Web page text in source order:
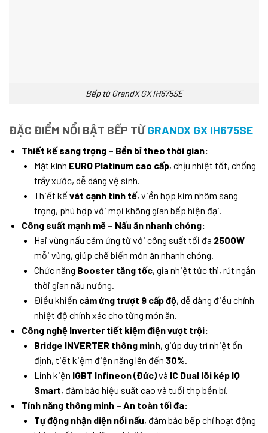
Bếp từ GrandX GX IH675SE
ĐẶC ĐIỂM NỔI BẬT BẾP TỪGRANDX GX IH675SE
Thiết kế sang trọng – Bền bỉ theo thời gian:
Mặt kính EURO Platinum cao cấp, chịu nhiệt tốt, chống
trầy xước, dễ dàng vệ sinh.
Thiết kế vát cạnh tinh tế, viền hợp kim nhôm sang
trọng, phù hợp với mọi không gian bếp hiện đại.
Công suất mạnh mẽ – Nấu ăn nhanh chóng:
Hai vùng nấu cảm ứng từ với công suất tối đa 2500W
mỗi vùng, giúp chế biến món ăn nhanh chóng.
Chức năng Booster tăng tốc, gia nhiệt tức thì, rút ngắn
thời gian nấu nướng.
Điều khiển cảm ứng trượt 9 cấp độ, dễ dàng điều chỉnh
nhiệt độ chính xác cho từng món ăn.
Công nghệ Inverter tiết kiệm điện vượt trội:
Bridge INVERTER thông minh, giúp duy trì nhiệt ổn
định, tiết kiệm điện năng lên đến 30%.
Linh kiện IGBT Infineon (Đức)và IC Dual lõi kép IQ
Smart, đảm bảo hiệu suất cao và tuổi thọ bền bỉ.
Tính năng thông minh – An toàn tối đa:
Tự động nhận diện nồi nấu, đảm bảo bếp chỉ hoạt động